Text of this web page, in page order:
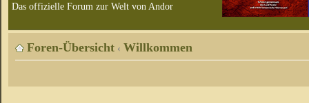
Das offizielle Forum zur Welt von Andor
Foren-Übersicht ‹ Willkommen